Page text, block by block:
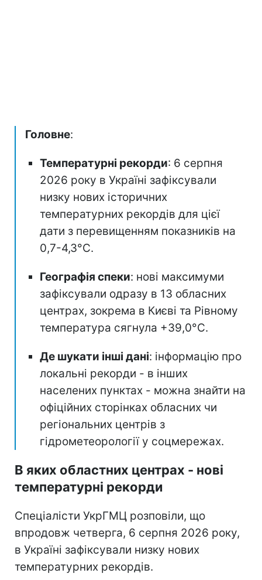
Головне:
Температурні рекорди: 6 серпня
2026 року в Україні зафіксували
низку нових історичних
температурних рекордів для цієї
дати з перевищенням показників на
0,7-4,3°C.
Географія спеки: нові максимуми
зафіксували одразу в 13 обласних
центрах, зокрема в Києві та Рівному
температура сягнула +39,0°C.
Де шукати інші дані: інформацію про
локальні рекорди - в інших
населених пунктах - можна знайти на
офіційних сторінках обласних чи
регіональних центрів з
гідрометеорології у соцмережах.
В яких областних центрах - нові
температурні рекорди
Спеціалісти УкрГМЦ розповіли, що
впродовж четверга, 6 серпня 2026 року,
в Україні зафіксували низку нових
температурних рекордів.